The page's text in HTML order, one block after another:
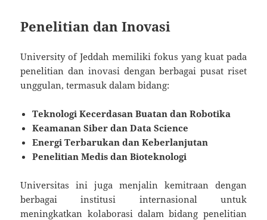
Penelitian dan Inovasi
University of Jeddah memiliki fokus yang kuat pada
penelitian dan inovasi dengan berbagai pusat riset
unggulan, termasuk dalam bidang:
Teknologi Kecerdasan Buatan dan Robotika
Keamanan Siber dan Data Science
Energi Terbarukan dan Keberlanjutan
Penelitian Medis dan Bioteknologi
Universitas ini juga menjalin kemitraan dengan
berbagai institusi internasional untuk
meningkatkan kolaborasi dalam bidang penelitian